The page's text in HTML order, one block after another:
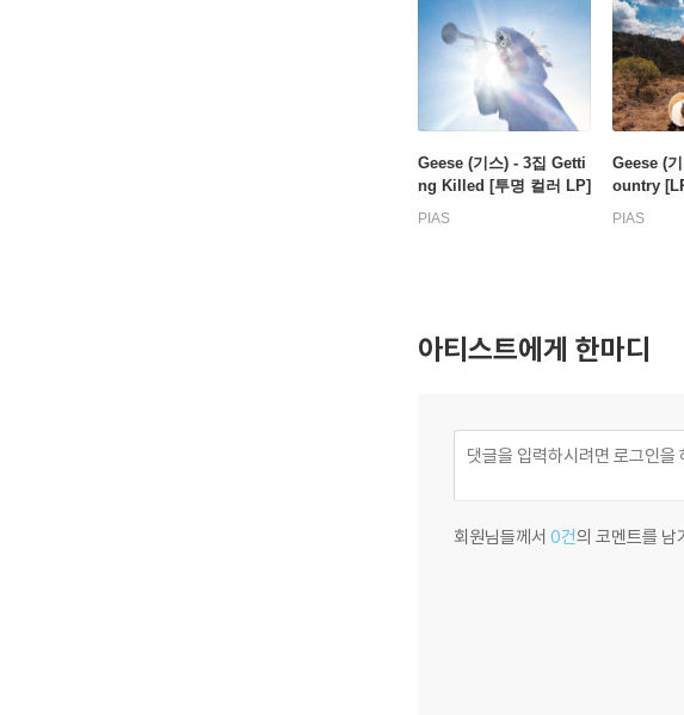
Geese (기스) - 3집 Getti
ng Killed [투명 컬러 LP]
PIAS
Geese (
ountry
PIAS
아티스트에게 한마디
회원님들께서 0건의 코멘트를 남